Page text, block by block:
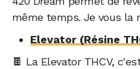
même temps. Je vous la
Elevator (Résine
🍫 La Elevator THCV,